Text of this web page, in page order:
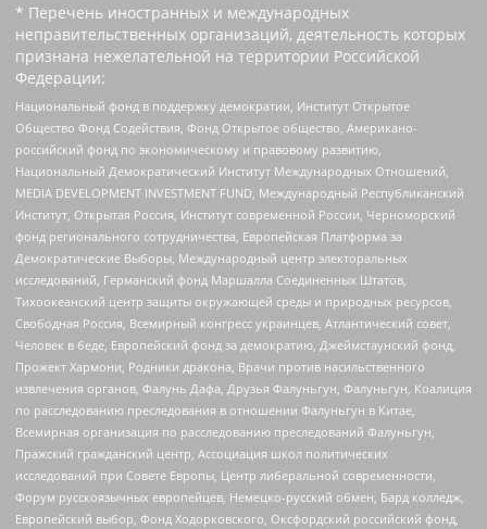
* Перечень иностранных и международных
неправительственных организаций, деятельность которых
признана нежелательной на территории Российской
Федерации:
Национальный фонд в поддержку демократии, Институт Открытое
Общество Фонд Содействия, Фонд Открытое общество, Американо-
российский фонд по экономическому и правовому развитию,
Национальный Демократический Институт Международных Отношений,
MEDIA DEVELOPMENT INVESTMENT FUND, Международный Республиканский
Институт, Открытая Россия, Институт современной России, Черноморский
фонд регионального сотрудничества, Европейская Платформа за
Демократические Выборы, Международный центр электоральных
исследований, Германский фонд Маршалла Соединенных Штатов,
Тихоокеанский центр защиты окружающей среды и природных ресурсов,
Свободная Россия, Всемирный конгресс украинцев, Атлантический совет,
Человек в беде, Европейский фонд за демократию, Джеймстаунский фонд,
Прожект Хармони, Родники дракона, Врачи против насильственного
извлечения органов, Фалунь Дафа, Друзья Фалуньгун, Фалуньгун, Коалиция
по расследованию преследования в отношении Фалуньгун в Китае,
Всемирная организация по расследованию преследований Фалуньгун,
Пражский гражданский центр, Ассоциация школ политических
исследований при Совете Европы, Центр либеральной современности,
Форум русскоязычных европейцев, Немецко-русский обмен, Бард колледж,
Европейский выбор, Фонд Ходорковского, Оксфордский российский фонд,